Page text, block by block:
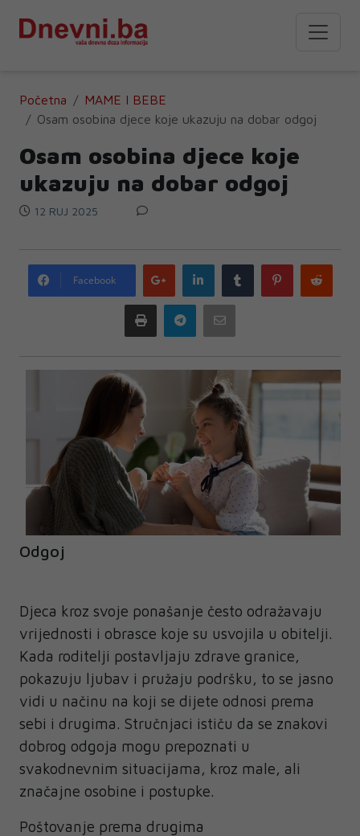
Početna
MAME I BEBE
Osam osobina djece koje ukazuju na dobar odgoj
Osam osobina djece koje
ukazuju na dobar odgoj
12 RUJ 2025
Facebook
Google
plus
LinkedIn Tumblr Pinterest
Print Telegram
Odgoj
Djeca kroz svoje ponašanje često odražavaju
vrijednosti i obrasce koje su usvojila u obitelji.
Kada roditelji postavljaju zdrave granice,
pokazuju ljubav i pružaju podršku, to se jasno
vidi u načinu na koji se dijete odnosi prema
sebi i drugima. Stručnjaci ističu da se znakovi
dobrog odgoja mogu prepoznati u
svakodnevnim situacijama, kroz male, ali
značajne osobine i postupke.
Poštovanje prema drugima